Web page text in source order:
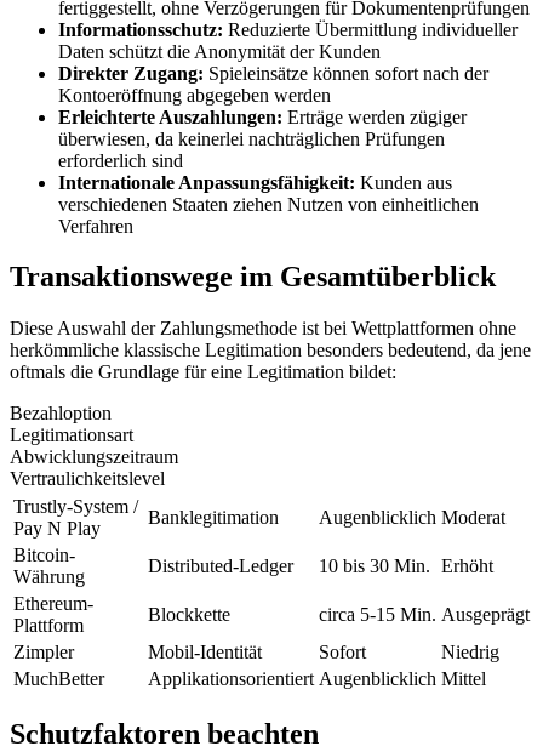
fertiggestellt, ohne Verzögerungen für Dokumentenprüfungen
Informationsschutz: Reduzierte Übermittlung individueller
Daten schützt die Anonymität der Kunden
Direkter Zugang: Spieleinsätze können sofort nach der
Kontoeröffnung abgegeben werden
Erleichterte Auszahlungen: Erträge werden zügiger
überwiesen, da keinerlei nachträglichen Prüfungen
erforderlich sind
Internationale Anpassungsfähigkeit: Kunden aus
verschiedenen Staaten ziehen Nutzen von einheitlichen
Verfahren
Transaktionswege im Gesamtüberblick
Diese Auswahl der Zahlungsmethode ist bei Wettplattformen ohne
herkömmliche klassische Legitimation besonders bedeutend, da jene
oftmals die Grundlage für eine Legitimation bildet:
Bezahloption
Legitimationsart
Abwicklungszeitraum
Vertraulichkeitslevel
Trustly-System /
Pay N Play
Banklegitimation Augenblicklich Moderat
Bitcoin-
Währung
Distributed-Ledger 10 bis 30 Min. Erhöht
Ethereum-
Plattform
Blockkette circa 5-15 Min. Ausgeprägt
Zimpler
Mobil-Identität Sofort
Niedrig
MuchBetter
Applikationsorientiert Augenblicklich Mittel
Schutzfaktoren beachten